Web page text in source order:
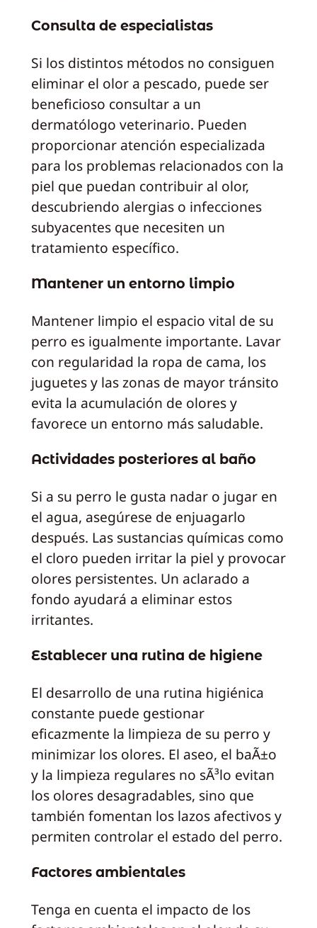
Consulta de especialistas
Si los distintos métodos no consiguen
eliminar el olor a pescado, puede ser
beneficioso consultar a un
dermatólogo veterinario. Pueden
proporcionar atención especializada
para los problemas relacionados con la
piel que puedan contribuir al olor,
descubriendo alergias o infecciones
subyacentes que necesiten un
tratamiento específico.
Mantener un entorno limpio
Mantener limpio el espacio vital de su
perro es igualmente importante. Lavar
con regularidad la ropa de cama, los
juguetes y las zonas de mayor tránsito
evita la acumulación de olores y
favorece un entorno más saludable.
Actividades posteriores al baño
Si a su perro le gusta nadar o jugar en
el agua, asegúrese de enjuagarlo
después. Las sustancias químicas como
el cloro pueden irritar la piel y provocar
olores persistentes. Un aclarado a
fondo ayudará a eliminar estos
irritantes.
Establecer una rutina de higiene
El desarrollo de una rutina higiénica
constante puede gestionar
eficazmente la limpieza de su perro y
minimizar los olores. El aseo, el baÃ±o
y la limpieza regulares no sÃ³lo evitan
los olores desagradables, sino que
también fomentan los lazos afectivos y
permiten controlar el estado del perro.
Factores ambientales
Tenga en cuenta el impacto de los